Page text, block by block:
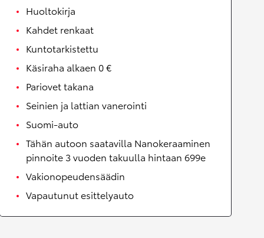
Huoltokirja
Kahdet renkaat
Kuntotarkistettu
Käsiraha alkaen 0 €
Pariovet takana
Seinien ja lattian vanerointi
Suomi-auto
Tähän autoon saatavilla Nanokeraaminen
pinnoite 3 vuoden takuulla hintaan 699e
Vakionopeudensäädin
Vapautunut esittelyauto